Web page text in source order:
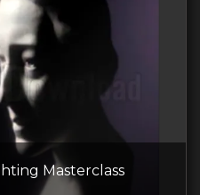
Masterclass